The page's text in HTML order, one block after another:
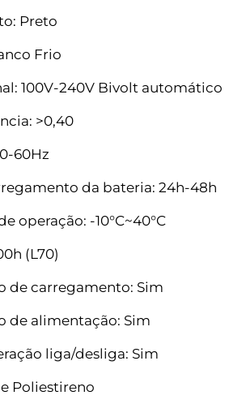
Preto
Frio
100V-240V Bivolt automático
>0,40
60Hz
da bateria: 24h-48h
operação: -10°C~40°C
(L70)
de carregamento: Sim
de alimentação: Sim
liga/desliga: Sim
Poliestireno